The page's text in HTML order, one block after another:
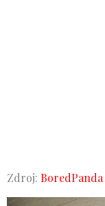
Zdroj: BoredPanda